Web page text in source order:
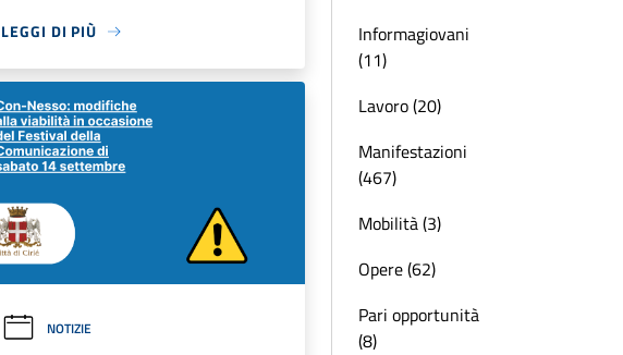
LEGGI DI PIÙ
NOTIZIE
Informagiovani
(11)
Lavoro (20)
Manifestazioni
(467)
Mobilità (3)
Opere (62)
Pari opportunità
(8)